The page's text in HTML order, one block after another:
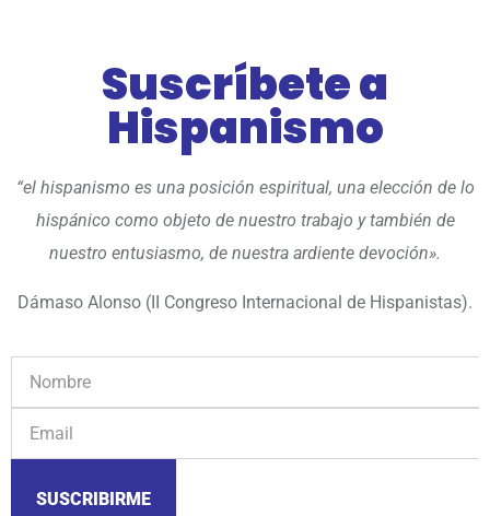
Suscríbete a
Hispanismo
“el hispanismo es una posición espiritual, una elección de lo
hispánico como objeto de nuestro trabajo y también de
nuestro entusiasmo, de nuestra ardiente devoción».
Dámaso Alonso (II Congreso Internacional de Hispanistas).
SUSCRIBIRME